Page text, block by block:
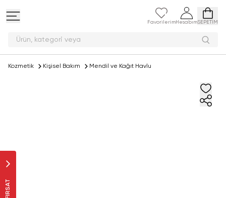
Favorilerim HesabımSEPETİM
Ürün, kategori
Kozmetik Kişisel Bakım Mendil ve Kağıt Havlu